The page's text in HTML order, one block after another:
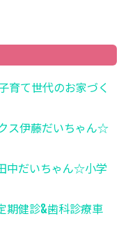
育て世代のお家づく
ス伊藤だいちゃん☆
中だいちゃん☆小学
期健診&歯科診療車